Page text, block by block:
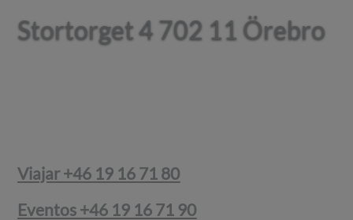
Stortorget 4 702 11 Örebro
Stortorget 4 702 11 Örebro
Viajar +46 19 16 71 80
Eventos +46 19 16 71 90